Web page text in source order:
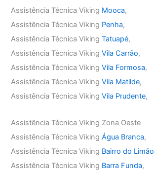
Assistência Técnica Viking Mooca,
Assistência Técnica Viking Penha,
Assistência Técnica VikingTatuapé,
Assistência Técnica VikingVila Carrão,
Assistência Técnica VikingVila Formosa,
Assistência Técnica VikingVila Matilde,
Assistência Técnica VikingVila Prudente,
Assistência Técnica Viking Zona Oeste
Assistência Técnica VikingÁgua Branca,
Assistência Técnica Viking Bairro do Limão
Assistência Técnica Viking Barra Funda,